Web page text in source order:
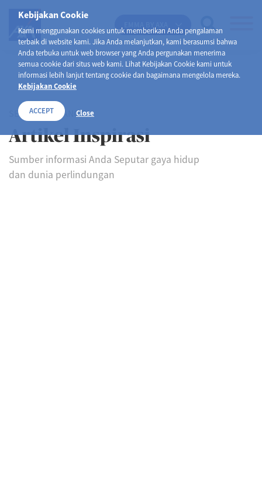
Kebijakan Cookie
Kami menggunakan cookies untuk memberikan Anda pengalaman
terbaik di website kami. Jika Anda melanjutkan, kami berasumsi bahwa
Anda terbuka untuk web browser yang Anda pergunakan menerima
semua cookie dari situs web kami. Lihat Kebijakan Cookie kami untuk
informasi lebih lanjut tentang cookie dan bagaimana mengelola mereka.
Kebijakan Cookie
ACCEPT Close
SELAMAT DATANG DI
Artikel Inspirasi
Sumber informasi Anda Seputar gaya hidup
dan dunia perlindungan